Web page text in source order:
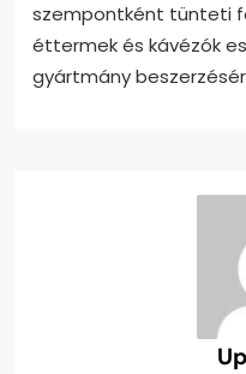
szempontként tünteti
éttermek és kávézók
gyártmány